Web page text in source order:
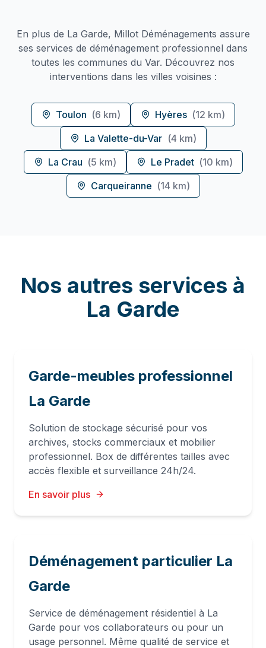
En plus de La Garde, Millot Déménagements assure
ses services de déménagement professionnel dans
toutes les communes du Var. Découvrez nos
interventions dans les villes voisines :
Toulon (6 km) Hyères (12 km)
La Valette-du-Var (4 km)
La Crau (5 km) Le Pradet (10 km)
Carqueiranne (14 km)
Nos autres services à
La Garde
Garde-meubles professionnel
La Garde
Solution de stockage sécurisé pour vos
archives, stocks commerciaux et mobilier
professionnel. Box de différentes tailles avec
accès flexible et surveillance 24h/24.
En savoir plus
Déménagement particulier La
Garde
Service de déménagement résidentiel à La
Garde pour vos collaborateurs ou pour un
usage personnel. Même qualité de service et